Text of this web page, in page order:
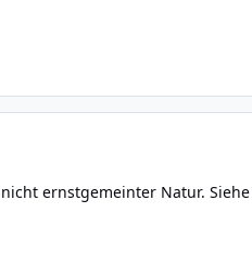
ernstgemeinter Natur.